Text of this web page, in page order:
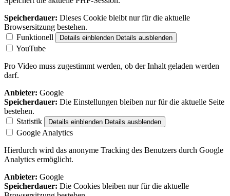
Speicherdauer: Dieses Cookie bleibt nur für die aktuelle
Browsersitzung bestehen.
Funktionell
Details einblenden Details ausblenden
YouTube
Pro Video muss zugestimmt werden, ob der Inhalt geladen werden
darf.
Anbieter: Google
Speicherdauer: Die Einstellungen bleiben nur für die aktuelle Seite
bestehen.
Statistik
Details einblenden Details ausblenden
Google Analytics
Hierdurch wird das anonyme Tracking des Benutzers durch Google
Analytics ermöglicht.
Anbieter: Google
Speicherdauer: Die Cookies bleiben nur für die aktuelle